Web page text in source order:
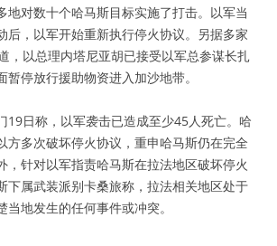
地对数十个哈马斯目标实施了打击。以军当
后，以军开始重新执行停火协议。另据多家
，以总理内塔尼亚胡已接受以军总参谋长扎
停放行援助物资进入加沙地带。
19日称，以军袭击已造成至少45人死亡。哈
方多次破坏停火协议，重申哈马斯仍在完全
，针对以军指责哈马斯在拉法地区破坏停火
下属武装派别卡桑旅称，拉法相关地区处于
当地发生的任何事件或冲突。